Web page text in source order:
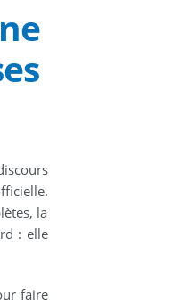
la
: elle
faire